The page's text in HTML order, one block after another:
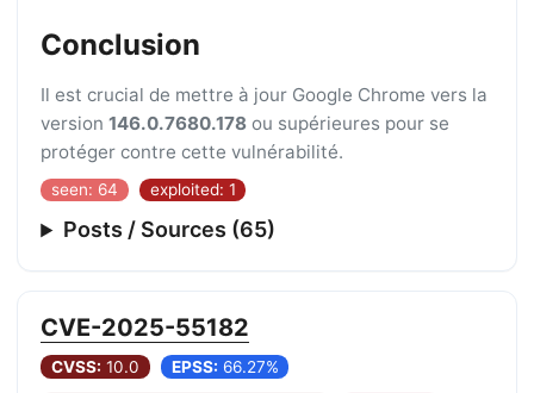
Conclusion
Il est crucial de mettre à jour Google Chrome vers la
version146.0.7680.178 ou supérieures pour se
protéger contre cette vulnérabilité.
seen: 64 exploited: 1
Posts / Sources (65)
CVE-2025-55182
CVSS: 10.0 EPSS: 66.27%